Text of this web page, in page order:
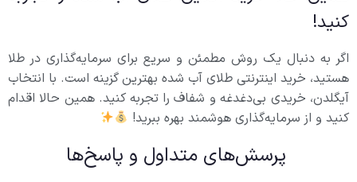
کنید!
اگر به دنبال یک روش مطمئن و سریع برای سرمایه‌گذاری در طلا
هستید، خرید اینترنتی طلای آب شده بهترین گزینه است. با انتخاب
آیگلدن، خریدی بی‌دغدغه و شفاف را تجربه کنید. همین حالا اقدام
کنید و از سرمایه‌گذاری هوشمند بهره ببرید!
پرسش‌های متداول و پاسخ‌ها